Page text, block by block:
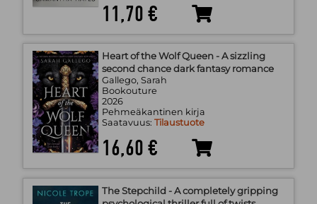
11,70 €
Heart of the Wolf Queen - A sizzling
second chance dark fantasy romance
Gallego, Sarah
Bookouture
2026
Pehmeäkantinen kirja
Saatavuus: Tilaustuote
16,60 €
The Stepchild - A completely gripping